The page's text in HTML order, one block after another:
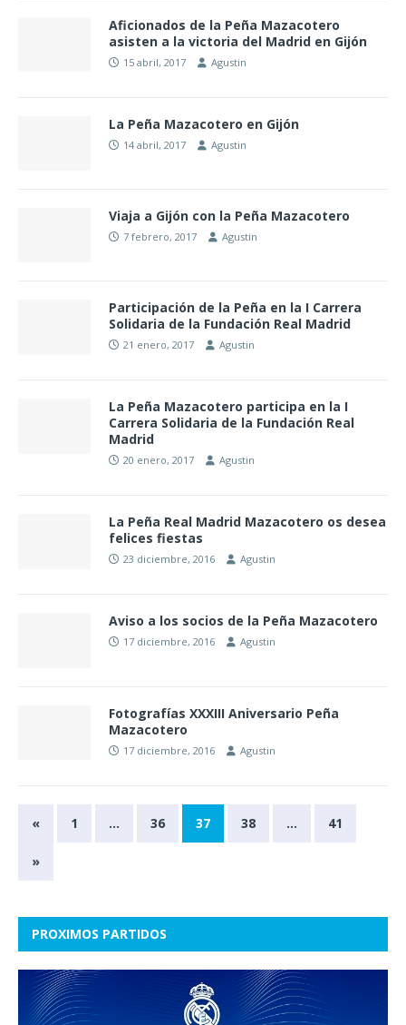
Aficionados de la Peña Mazacotero
asisten a la victoria del Madrid en Gijón
15 abril, 2017 Agustin
La Peña Mazacotero en Gijón
14 abril, 2017 Agustin
Viaja a Gijón con la Peña Mazacotero
7 febrero, 2017 Agustin
Participación de la Peña en la I Carrera
Solidaria de la Fundación Real Madrid
21 enero, 2017 Agustin
La Peña Mazacotero participa en la I
Carrera Solidaria de la Fundación Real
Madrid
20 enero, 2017 Agustin
La Peña Real Madrid Mazacotero os desea
felices fiestas
23 diciembre, 2016 Agustin
Aviso a los socios de la Peña Mazacotero
17 diciembre, 2016 Agustin
Fotografías XXXIII Aniversario Peña
Mazacotero
17 diciembre, 2016 Agustin
« 1 … 36 37 38 … 41
»
PROXIMOS PARTIDOS